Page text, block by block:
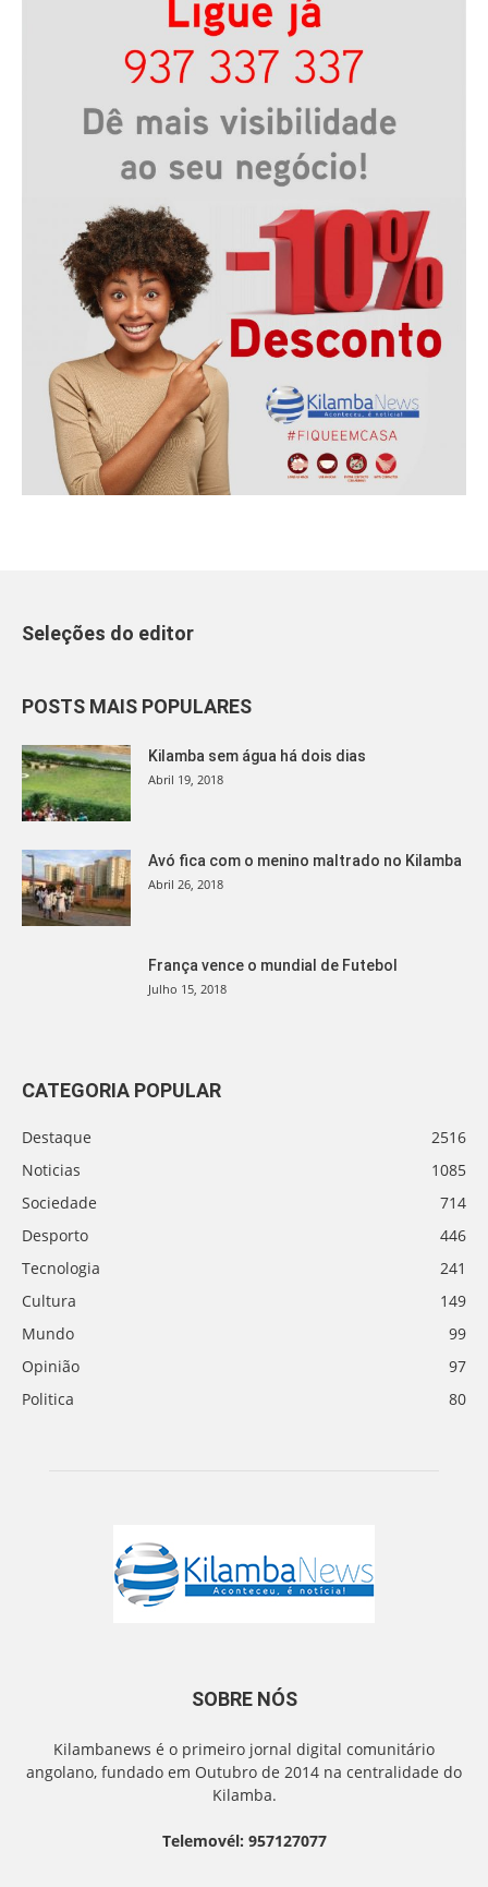
Seleções do editor
POSTS MAIS POPULARES
Kilamba sem água há dois dias
Abril 19, 2018
Avó fica com o menino maltrado no Kilamba
Abril 26, 2018
França vence o mundial de Futebol
Julho 15, 2018
CATEGORIA POPULAR
Destaque
2516
Noticias
1085
Sociedade
714
Desporto
446
Tecnologia
241
Cultura
149
Mundo
99
Opinião
97
Politica
80
SOBRE NÓS
Kilambanews é o primeiro jornal digital comunitário
angolano, fundado em Outubro de 2014 na centralidade do
Kilamba.
Telemovél: 957127077